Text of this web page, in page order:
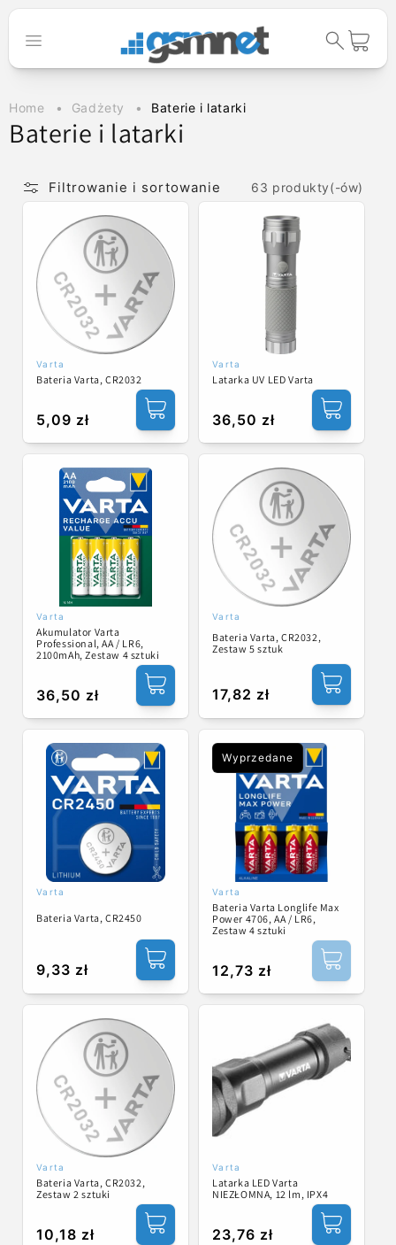
Przejdź do
Koszyk
Home Gadżety Baterie i latarki
K
Baterie i latarki
Filtrowanie i sortowanie 63 produkty(-ów)
Dostawca:
Varta
Bateria Varta, CR2032
Cena
regularna
5,09 zł
Dostawca:
Varta
Latarka UV LED Varta
Cena
regularna
36,50 zł
Dostawca:
Varta
Akumulator Varta
Professional, AA / LR6,
2100mAh, Zestaw 4 sztuki
Cena
regularna
36,50 zł
Dostawca:
Varta
Bateria Varta, CR2032,
Zestaw 5 sztuk
Cena
regularna
17,82 zł
Dostawca:
Varta
Bateria Varta, CR2450
Cena
regularna
9,33 zł
Wyprzedane
Dostawca:
Varta
Bateria Varta Longlife Max
Power 4706, AA / LR6,
Zestaw 4 sztuki
Cena
regularna
12,73 zł
Dostawca:
Varta
Bateria Varta, CR2032,
Zestaw 2 sztuki
Cena
10,18 zł
Dostawca:
Varta
Latarka LED Varta
NIEZŁOMNA, 12 lm, IPX4
Cena
23,76 zł